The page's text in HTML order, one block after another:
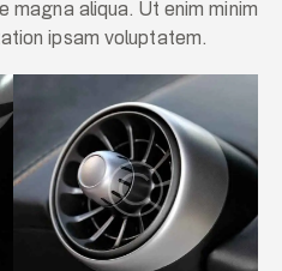
magna aliqua. Ut enim minim
ipsam voluptatem.